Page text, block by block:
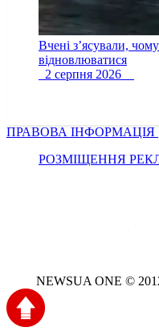
Вчені з’ясували,
відновлюватися
2 серпня 2026
ПРАВОВА ІНФОРМАЦІЯ
РОЗМІЩЕННЯ
NEWSUA ONE ©